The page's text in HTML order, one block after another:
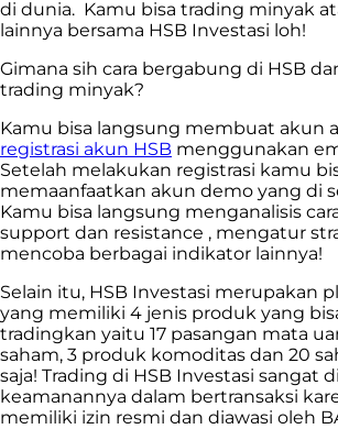
di dunia. Kamu bisa trading minyak
lainnya bersama HSB Investasi loh!
Gimana sih cara bergabung di HSB
trading minyak?
Kamu bisa langsung membuat akun
registrasi akun HSB menggunakan
Setelah melakukan registrasi kamu
memaanfaatkan akun demo yang di
Kamu bisa langsung menganalisis
support dan resistance , mengatur
mencoba berbagai indikator lainnya!
Selain itu, HSB Investasi merupakan
yang memiliki 4 jenis produk yang
tradingkan yaitu 17 pasangan mata
saham, 3 produk komoditas dan 20
saja! Trading di HSB Investasi sangat
keamanannya dalam bertransaksi
memiliki izin resmi dan diawasi oleh